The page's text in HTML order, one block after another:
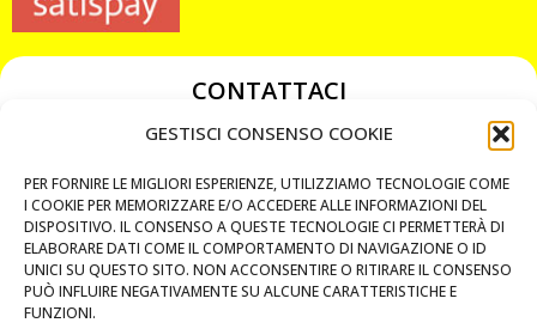
GESTISCI CONSENSO COOKIE
PER FORNIRE LE MIGLIORI ESPERIENZE, UTILIZZIAMO TECNOLOGIE COME
I COOKIE PER MEMORIZZARE E/O ACCEDERE ALLE INFORMAZIONI DEL
DISPOSITIVO. IL CONSENSO A QUESTE TECNOLOGIE CI PERMETTERÀ DI
ELABORARE DATI COME IL COMPORTAMENTO DI NAVIGAZIONE O ID
UNICI SU QUESTO SITO. NON ACCONSENTIRE O RITIRARE IL CONSENSO
PUÒ INFLUIRE NEGATIVAMENTE SU ALCUNE CARATTERISTICHE E
FUNZIONI.
CONTATTACI
349 3863811
chiavicodificate@gmail.com
Privacy Policy
Cookie Policy